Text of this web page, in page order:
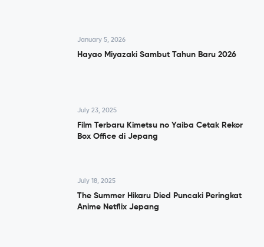
January 5, 2026
Hayao Miyazaki Sambut Tahun Baru 2026
July 23, 2025
Film Terbaru Kimetsu no Yaiba Cetak Rekor
Box Office di Jepang
July 18, 2025
The Summer Hikaru Died Puncaki Peringkat
Anime Netflix Jepang